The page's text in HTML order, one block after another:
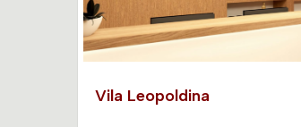
Vila Leopoldina